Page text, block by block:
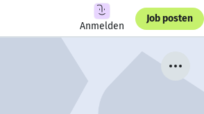
Anmelden
Job posten